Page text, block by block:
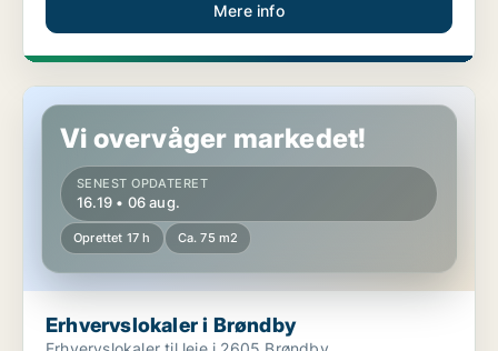
Mere info
Erhvervslokaler i Brøndby
Vi overvåger markedet!
SENEST OPDATERET
16.19 • 06 aug.
Oprettet 17 h Ca. 75 m2
Erhvervslokaler i Brøndby